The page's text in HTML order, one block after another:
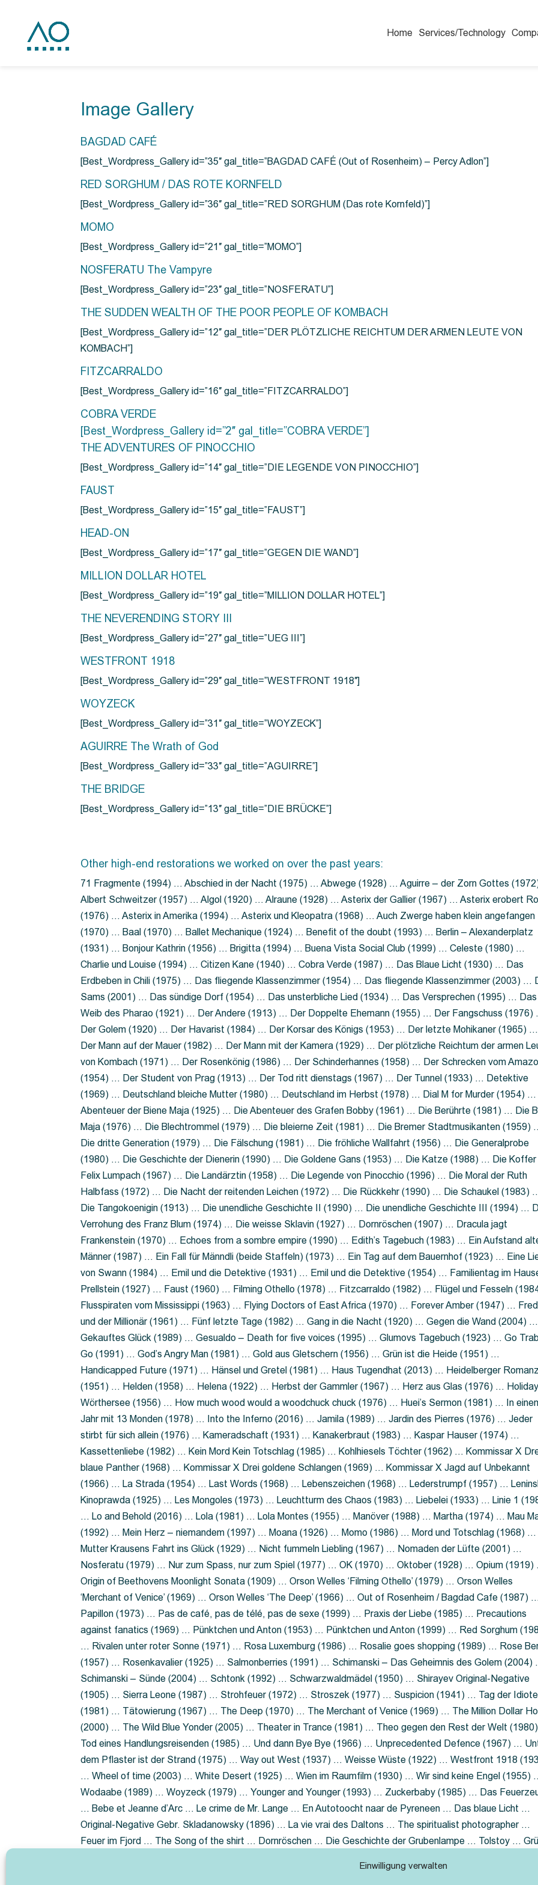
Einwilligung verwalten
Home Services/Technology
Image Gallery
BAGDAD CAFÉ
[Best_Wordpress_Gallery id=”35″ gal_title=”BAGDAD CAFÉ (Out of Rosenheim) – Percy Adlon”]
RED SORGHUM / DAS ROTE KORNFELD
[Best_Wordpress_Gallery id=”36″ gal_title=”RED SORGHUM (Das rote Kornfeld)”]
MOMO
[Best_Wordpress_Gallery id=”21″ gal_title=”MOMO”]
NOSFERATU The Vampyre
[Best_Wordpress_Gallery id=”23″ gal_title=”NOSFERATU”]
THE SUDDEN WEALTH OF THE POOR PEOPLE OF KOMBACH
[Best_Wordpress_Gallery id=”12″ gal_title=”DER PLÖTZLICHE REICHTUM DER ARMEN LEUTE VON
KOMBACH”]
FITZCARRALDO
[Best_Wordpress_Gallery id=”16″ gal_title=”FITZCARRALDO”]
COBRA VERDE
[Best_Wordpress_Gallery id=”2″ gal_title=”COBRA VERDE”]
THE ADVENTURES OF PINOCCHIO
[Best_Wordpress_Gallery id=”14″ gal_title=”DIE LEGENDE VON PINOCCHIO”]
FAUST
[Best_Wordpress_Gallery id=”15″ gal_title=”FAUST”]
HEAD-ON
[Best_Wordpress_Gallery id=”17″ gal_title=”GEGEN DIE WAND”]
MILLION DOLLAR HOTEL
[Best_Wordpress_Gallery id=”19″ gal_title=”MILLION DOLLAR HOTEL”]
THE NEVERENDING STORY III
[Best_Wordpress_Gallery id=”27″ gal_title=”UEG III”]
WESTFRONT 1918
[Best_Wordpress_Gallery id=”29″ gal_title=”WESTFRONT 1918″]
WOYZECK
[Best_Wordpress_Gallery id=”31″ gal_title=”WOYZECK”]
AGUIRRE The Wrath of God
[Best_Wordpress_Gallery id=”33″ gal_title=”AGUIRRE”]
THE BRIDGE
[Best_Wordpress_Gallery id=”13″ gal_title=”DIE BRÜCKE”]
Other high-end restorations we worked on over the past years:
71 Fragmente (1994) … Abschied in der Nacht (1975) … Abwege (1928) … Aguirre – der Zorn Gottes
Albert Schweitzer (1957) … Algol (1920) … Alraune (1928) … Asterix der Gallier (1967) … Asterix erobert
(1976) … Asterix in Amerika (1994) … Asterix und Kleopatra (1968) … Auch Zwerge haben klein angefangen
(1970) … Baal (1970) … Ballet Mechanique (1924) … Benefit of the doubt (1993) … Berlin – Alexanderplatz
(1931) … Bonjour Kathrin (1956) … Brigitta (1994) … Buena Vista Social Club (1999) … Celeste (1980) …
Charlie und Louise (1994) … Citizen Kane (1940) … Cobra Verde (1987) … Das Blaue Licht (1930) … Das
Erdbeben in Chili (1975) … Das fliegende Klassenzimmer (1954) … Das fliegende Klassenzimmer (2003) …
Sams (2001) … Das sündige Dorf (1954) … Das unsterbliche Lied (1934) … Das Versprechen (1995) … Das
Weib des Pharao (1921) … Der Andere (1913) … Der Doppelte Ehemann (1955) … Der Fangschuss (1976)
Der Golem (1920) … Der Havarist (1984) … Der Korsar des Königs (1953) … Der letzte Mohikaner (1965) …
Der Mann auf der Mauer (1982) … Der Mann mit der Kamera (1929) … Der plötzliche Reichtum der armen
von Kombach (1971) … Der Rosenkönig (1986) … Der Schinderhannes (1958) … Der Schrecken vom
(1954) … Der Student von Prag (1913) … Der Tod ritt dienstags (1967) … Der Tunnel (1933) … Detektive
(1969) … Deutschland bleiche Mutter (1980) … Deutschland im Herbst (1978) … Dial M for Murder (1954) …
Abenteuer der Biene Maja (1925) … Die Abenteuer des Grafen Bobby (1961) … Die Berührte (1981) … Die
Maja (1976) … Die Blechtrommel (1979) … Die bleierne Zeit (1981) … Die Bremer Stadtmusikanten (1959)
Die dritte Generation (1979) … Die Fälschung (1981) … Die fröhliche Wallfahrt (1956) … Die Generalprobe
(1980) … Die Geschichte der Dienerin (1990) … Die Goldene Gans (1953) … Die Katze (1988) … Die Koffer
Felix Lumpach (1967) … Die Landärztin (1958) … Die Legende von Pinocchio (1996) … Die Moral der Ruth
Halbfass (1972) … Die Nacht der reitenden Leichen (1972) … Die Rückkehr (1990) … Die Schaukel (1983)
Die Tangokoenigin (1913) … Die unendliche Geschichte II (1990) … Die unendliche Geschichte III (1994) …
Verrohung des Franz Blum (1974) … Die weisse Sklavin (1927) … Dornröschen (1907) … Dracula jagt
Frankenstein (1970) … Echoes from a sombre empire (1990) … Edith’s Tagebuch (1983) … Ein Aufstand
Männer (1987) … Ein Fall für Männdli (beide Staffeln) (1973) … Ein Tag auf dem Bauernhof (1923) … Eine
von Swann (1984) … Emil und die Detektive (1931) … Emil und die Detektive (1954) … Familientag im
Prellstein (1927) … Faust (1960) … Filming Othello (1978) … Fitzcarraldo (1982) … Flügel und Fesseln
Flusspiraten vom Mississippi (1963) … Flying Doctors of East Africa (1970) … Forever Amber (1947) …
und der Millionär (1961) … Fünf letzte Tage (1982) … Gang in die Nacht (1920) … Gegen die Wand (2004) …
Gekauftes Glück (1989) … Gesualdo – Death for five voices (1995) … Glumovs Tagebuch (1923) … Go
Go (1991) … God’s Angry Man (1981) … Gold aus Gletschern (1956) … Grün ist die Heide (1951) …
Handicapped Future (1971) … Hänsel und Gretel (1981) … Haus Tugendhat (2013) … Heidelberger
(1951) … Helden (1958) … Helena (1922) … Herbst der Gammler (1967) … Herz aus Glas (1976) …
Wörthersee (1956) … How much wood would a woodchuck chuck (1976) … Huei’s Sermon (1981) … In
Jahr mit 13 Monden (1978) … Into the Inferno (2016) … Jamila (1989) … Jardin des Pierres (1976) … Jeder
stirbt für sich allein (1976) … Kameradschaft (1931) … Kanakerbraut (1983) … Kaspar Hauser (1974) …
Kassettenliebe (1982) … Kein Mord Kein Totschlag (1985) … Kohlhiesels Töchter (1962) … Kommissar X
blaue Panther (1968) … Kommissar X Drei goldene Schlangen (1969) … Kommissar X Jagd auf Unbekannt
(1966) … La Strada (1954) … Last Words (1968) … Lebenszeichen (1968) … Lederstrumpf (1957) …
Kinoprawda (1925) … Les Mongoles (1973) … Leuchtturm des Chaos (1983) … Liebelei (1933) … Linie 1
… Lo and Behold (2016) … Lola (1981) … Lola Montes (1955) … Manöver (1988) … Martha (1974) … Mau
(1992) … Mein Herz – niemandem (1997) … Moana (1926) … Momo (1986) … Mord und Totschlag (1968) …
Mutter Krausens Fahrt ins Glück (1929) … Nicht fummeln Liebling (1967) … Nomaden der Lüfte (2001) …
Nosferatu (1979) … Nur zum Spass, nur zum Spiel (1977) … OK (1970) … Oktober (1928) … Opium (1919)
Origin of Beethovens Moonlight Sonata (1909) … Orson Welles ‘Filming Othello’ (1979) … Orson Welles
‘Merchant of Venice’ (1969) … Orson Welles ‘The Deep’ (1966) … Out of Rosenheim / Bagdad Cafe (1987) …
Papillon (1973) … Pas de café, pas de télé, pas de sexe (1999) … Praxis der Liebe (1985) … Precautions
against fanatics (1969) … Pünktchen und Anton (1953) … Pünktchen und Anton (1999) … Red Sorghum
… Rivalen unter roter Sonne (1971) … Rosa Luxemburg (1986) … Rosalie goes shopping (1989) … Rose
(1957) … Rosenkavalier (1925) … Salmonberries (1991) … Schimanski – Das Geheimnis des Golem (2004)
Schimanski – Sünde (2004) … Schtonk (1992) … Schwarzwaldmädel (1950) … Shirayev Original-Negative
(1905) … Sierra Leone (1987) … Strohfeuer (1972) … Stroszek (1977) … Suspicion (1941) … Tag der
(1981) … Tätowierung (1967) … The Deep (1970) … The Merchant of Venice (1969) … The Million Dollar
(2000) … The Wild Blue Yonder (2005) … Theater in Trance (1981) … Theo gegen den Rest der Welt
Tod eines Handlungsreisenden (1985) … Und dann Bye Bye (1966) … Unprecedented Defence (1967) …
dem Pflaster ist der Strand (1975) … Way out West (1937) … Weisse Wüste (1922) … Westfront 1918
… Wheel of time (2003) … White Desert (1925) … Wien im Raumfilm (1930) … Wir sind keine Engel (1955)
Wodaabe (1989) … Woyzeck (1979) … Younger and Younger (1993) … Zuckerbaby (1985) … Das
… Bebe et Jeanne d’Arc … Le crime de Mr. Lange … En Autotoocht naar de Pyreneen … Das blaue Licht …
Original-Negative Gebr. Skladanowsky (1896) … La vie vrai des Daltons … The spiritualist photographer …
Feuer im Fjord … The Song of the shirt … Dornröschen … Die Geschichte der Grubenlampe … Tolstoy …